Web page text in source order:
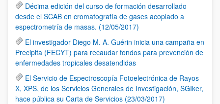
Décima edición del curso de formación desarrollado
desde el SCAB en cromatografía de gases acoplado a
espectrometría de masas. (12/05/2017)
El investigador Diego M. A. Guérin inicia una campaña en
Precipita (FECYT) para recaudar fondos para prevención de
enfermedades tropicales desatendidas
El Servicio de Espectroscopía Fotoelectrónica de Rayos
X, XPS, de los Servicios Generales de Investigación, SGIker,
hace pública su Carta de Servicios (23/03/2017)